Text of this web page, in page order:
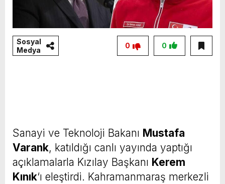
Sosyal
Medya
0
0
Sanayi ve Teknoloji Bakanı Mustafa
Varank, katıldığı canlı yayında yaptığı
açıklamalarla Kızılay Başkanı Kerem
Kınık‘ı eleştirdi. Kahramanmaraş merkezli